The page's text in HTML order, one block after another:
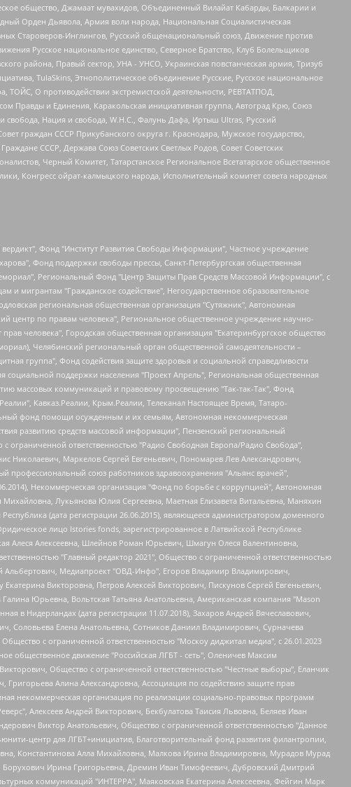
общество, Джамаат мувахидов, Объединенный Вилайат Кабарды, Балкарии и
Орден Дьявола, Армия воли народа, Национальная Социалистическая
Староверов-Инглингов, Русский общенациональный союз, Движение против
Русское национальное единство, Северное Братство, Клуб Болельщиков
района, Правый сектор, УНА - УНСО, Украинская повстанческая армия, Тризуб
TulaSkins, Этнополитическое объединение Русские, Русское национальное
О противодействии экстремистской деятельности, РЕВТАТПОД,
Правды и Единения, Каракольская инициативная группа, Автоград Крю, Союз
свобода, Нация и свобода, W.H.С., Фалунь Дафа, Иртыш Ultras, Русский
граждан СССР Прикубанского округа г. Краснодара, Мужское государство,
СССР, Держава Союз Советских Светлых Родов, Совет Советских
Черный Комитет, Татарстанское Региональное Всетатарское общественное
Конгресс ойрат-калмыцкого народа, Исполнительный комитет совета народных
Григорьев Андрей Валерьевич, Григорьева Алина Александровна, Ассоциация по содействию защите прав призывников, альтернативнослужащих и военнослужащих "Правозащитная группа "Гражданин.Армия.Право", Хисамова Регина Фаритовна, Автономная некоммерческая организация по реализации социально-правовых программ "Лилит", Дальневосточное общественное движение "Маяк", Санкт-Петербургская ЛГБТ-инициативная группа "Выход", Инициативная группа ЛГБТ+ "Реверс", Алексеев Андрей Викторович, Бекбулатова Таисия Львовна, Беляев Иван Михайлович, Владыкина Елена Сергеевна, Гельман Марат Александрович, Никульшина Вероника Юрьевна, Толоконникова Надежда Андреевна, Шендерович Виктор Анатольевич, Общество с ограниченной ответственностью "Данное сообщение", Общество с ограниченной ответственностью Издательский дом "Новая глава", Айнбиндер Александра Александровна, Московский комьюнити-центр для ЛГБТ+инициатив, Благотворительный фонд развития филантропии, Deutsche Welle (Германия, Kurt-Schumacher-Strasse 3, 53113 Bonn), Борзунова Мария Михайловна, Воробьев Виктор Викторович, Голубева Анна Львовна, Константинова Алла Михайловна, Малкова Ирина Владимировна, Мурадов Мурад Абдулгалимович, Осетинская Елизавета Николаевна, Понасенков Евгений Николаевич, Ганапольский Матвей Юрьевич, Киселев Евгений Алексеевич, Борухович Ирина Григорьевна, Дремин Иван Тимофеевич, Дубровский Дмитрий Викторович, Красноярская региональная общественная организация поддержки и развития альтернативных образовательных технологий и межкультурных коммуникаций "ИНТЕРРА", Маяковская Екатерина Алексеевна, Фейгин Марк Захарович, Филимонов Андрей Викторович, Дзугкоева Регина Николаевна, Доброхотов Роман Александрович, Дудь Юрий Александрович, Елкин Сергей Владимирович, Кругликов Кирилл Игоревич, Сабунаева Мария Леонидовна, Семенов Алексей Владимирович, Шаинян Карен Багратович, Шульман Екатерина Михайловна, Асафьев Артур Валерьевич, Вахштайн Виктор Семенович, Венедиктов Алексей Алексеевич, Лушникова Екатерина Евгеньевна, Волков Леонид Михайлович, Невзоров Александр Глебович, Пархоменко Сергей Борисович, Сироткин Ярослав Николаевич, Кара-Мурза Владимир Владимирович, Баранова Наталья Владимировна, Гозман Леонид Яковлевич, Кагарлицкий Борис Юльевич, Климарев Михаил Валерьевич, Милов Владимир Станиславович, Автономная некоммерческая организация Краснодарский центр современного искусства "Типография", Моргенштерн Алишер Тагирович, Соболь Любовь Эдуардовна, Общество с ограниченной ответственностью "ЛИЗА НОРМ", Каспаров Гарри Кимович, Ходорковский Михаил Борисович, Общество с ограниченной ответственностью "Апрельские тезисы", Данилович Ирина Брониславовна, Кашин Олег Владимирович, Петров Николай Владимирович, Пивоваров Алексей Владимирович, Соколов Михаил Владимирович, Цветкова Юлия Владимировна, Чичваркин Евгений Александрович, Комитет против пыток/Команда против пыток, Общество с ограниченной ответственностью "Первый научный", Общество с ограниченной ответственностью "Вертолет и ко", Белоцерковская Вероника Борисовна, Кац Максим Евгеньевич, Лазарева Татьяна Юрьевна, Шаведдинов Руслан Табризович, Яшин Илья Валерьевич, Общество с ограниченной ответственностью "Иноагент ААВ", Алешковский Дмитрий Петрович, Альбац Евгения Марковна, Быков Дмитрий Львович, Галямина Юлия Евгеньевна, Лойко Сергей Леонидович, Мартынов Кирилл Константинович, Медведев Сергей Александрович, Крашенинников Федор Геннадиевич, Гордеева Катерина Вл